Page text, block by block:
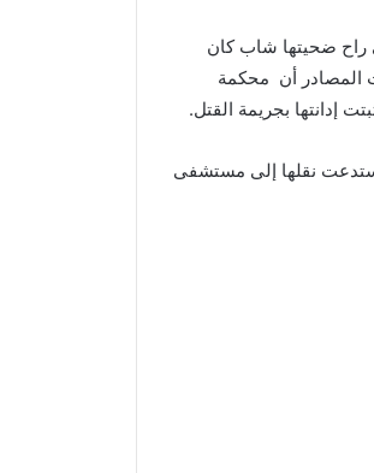
راح ضحيتها شاب كان
المصادر أن محكمة
إدانتها بجريمة القتل.
استدعت نقلها إلى مستشفى